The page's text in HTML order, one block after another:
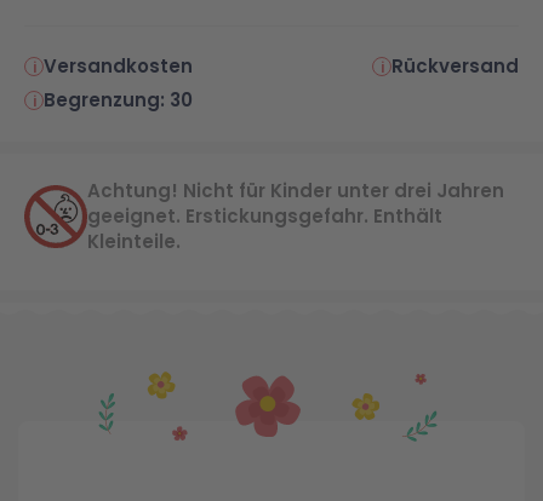
Versandkosten
Rückversand
Begrenzung: 30
Achtung! Nicht für Kinder unter drei Jahren
geeignet. Erstickungsgefahr. Enthält
Kleinteile.